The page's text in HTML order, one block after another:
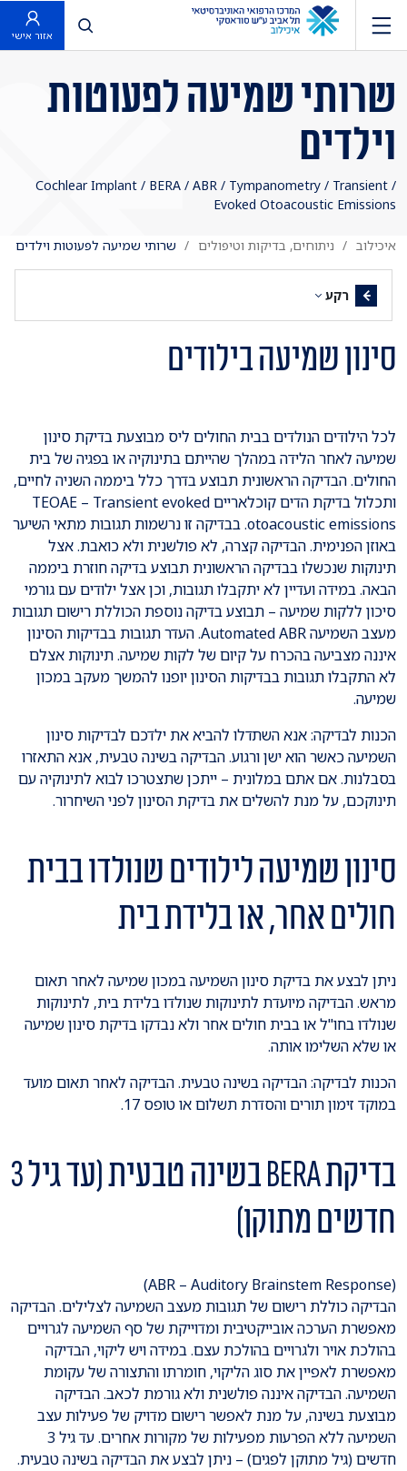
פתח חיפוש
אזור אישי
שרותי שמיעה לפעוטות
וילדים
/ Cochlear Implant / BERA / ABR / Tympanometry / Transient
Evoked Otoacoustic Emissions
איכילוב ניתוחים, בדיקות וטיפולים שרותי שמיעה לפעוטות וילדים
רקע
סינון שמיעה בילודים
לכל הילודים הנולדים בבית החולים ליס מבוצעת בדיקת סינון
שמיעה לאחר הלידה במהלך שהייתם בתינוקיה או בפגיה של בית
החולים. הבדיקה הראשונית תבוצע בדרך כלל ביממה השניה לחיים,
ותכלול בדיקת הדים קוכלאריים TEOAE – Transient evoked
otoacoustic emissions. בבדיקה זו נרשמות תגובות מתאי השיער
באוזן הפנימית. הבדיקה קצרה, לא פולשנית ולא כואבת. אצל
תינוקות שנכשלו בבדיקה הראשונית תבוצע בדיקה חוזרת ביממה
הבאה. במידה ועדיין לא יתקבלו תגובות, וכן אצל ילודים עם גורמי
סיכון ללקות שמיעה – תבוצע בדיקה נוספת הכוללת רישום תגובות
מעצב השמיעה Automated ABR. העדר תגובות בבדיקות הסינון
איננה מצביעה בהכרח על קיום של לקות שמיעה. תינוקות אצלם
לא התקבלו תגובות בבדיקות הסינון יופנו להמשך מעקב במכון
שמיעה.
הכנות לבדיקה: אנא השתדלו להביא את ילדכם לבדיקות סינון
השמיעה כאשר הוא ישן ורגוע. הבדיקה בשינה טבעית, אנא התאזרו
בסבלנות. אם אתם במלונית – ייתכן שתצטרכו לבוא לתינוקיה עם
תינוקכם, על מנת להשלים את בדיקת הסינון לפני השיחרור.
סינון שמיעה לילודים שנולדו בבית
חולים אחר, או בלידת בית
ניתן לבצע את בדיקת סינון השמיעה במכון שמיעה לאחר תאום
מראש. הבדיקה מיועדת לתינוקות שנולדו בלידת בית, לתינוקות
שנולדו בחו"ל או בבית חולים אחר ולא נבדקו בדיקת סינון שמיעה
או שלא השלימו אותה.
הכנות לבדיקה: הבדיקה בשינה טבעית. הבדיקה לאחר תאום מועד
במוקד זימון תורים והסדרת תשלום או טופס 17.
בדיקת BERA בשינה טבעית (עד גיל 3
חדשים מתוקן)
(ABR – Auditory Brainstem Response)
הבדיקה כוללת רישום של תגובות מעצב השמיעה לצלילים. הבדיקה
מאפשרת הערכה אובייקטיבית ומדוייקת של סף השמיעה לגרויים
בהולכת אויר ולגרויים בהולכת עצם. במידה ויש ליקוי, הבדיקה
מאפשרת לאפיין את סוג הליקוי, חומרתו והתצורה של עקומת
השמיעה. הבדיקה איננה פולשנית ולא גורמת לכאב. הבדיקה
מבוצעת בשינה, על מנת לאפשר רישום מדויק של פעילות עצב
השמיעה ללא הפרעות מפעילות של מקורות אחרים. עד גיל 3
חדשים (גיל מתוקן לפגים) – ניתן לבצע את הבדיקה בשינה טבעית.